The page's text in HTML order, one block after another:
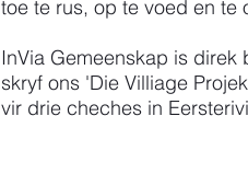
toe te rus, op te voed en te
InVia Gemeenskap is
skryf ons 'Die Villiage
vir drie cheches in